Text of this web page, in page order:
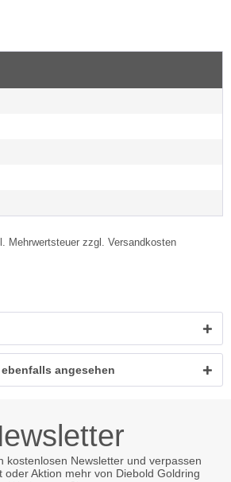
Mehrwertsteuer zzgl. Versandkosten
angesehen
kostenlosen Newsletter und verpassen
oder Aktion mehr von Diebold Goldring